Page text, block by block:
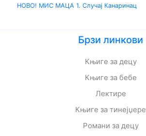
НОВО! МИС МАЦА 1. Случај Канаринац
Брзи линкови
Књиге за децу
Књиге за бебе
Лектире
Књиге за тинејџере
Романи за децу